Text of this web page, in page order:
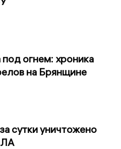
огнем: хроника
на Брянщине
сутки уничтожено